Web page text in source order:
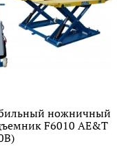
ножничный
F6010 AE&T